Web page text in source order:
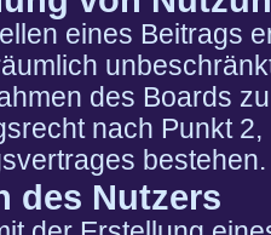
eines Beitrags
des Boards
nach Punkt
bestehen.
des Nutzers